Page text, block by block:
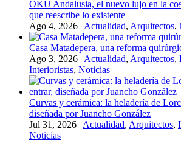
OKU Andalusia, el nuevo lujo en la
que reescribe lo existente
Ago 4, 2026 | Actualidad, Arquitectos,
Casa Matadepera, una reforma
Ago 3, 2026 | Actualidad, Arquitectos,
Interioristas, Noticias
Curvas y cerámica: la heladería de
diseñada por Juancho González
Jul 31, 2026 | Actualidad, Arquitectos,
Noticias